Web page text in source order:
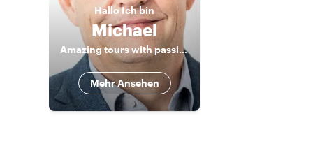
HalloIch bin
Michael
Amazing tours with passionate local
Mehr Ansehen